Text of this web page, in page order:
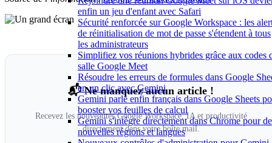
enfin un jeu d'enfant avec Safari
Sécurité renforcée sur Google Workspace : les
de réinitialisation de mot de passe s'étendent à tous
les administrateurs
Simplifiez vos réunions hybrides grâce aux codes
salle Google Meet
Résoudre les erreurs de formules dans Google
en un clic avec Gemini
Gemini parle enfin français dans Google Sheets
booster vos feuilles de calcul
Gemini s'intègre directement dans Chrome pour de
nouvelles régions et langues
📬 Ne manquez aucun article !
Recevez les nouveautés Google Workspace, IA et productivité
directement dans votre boîte mail.